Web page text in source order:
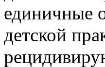
единичные
детской